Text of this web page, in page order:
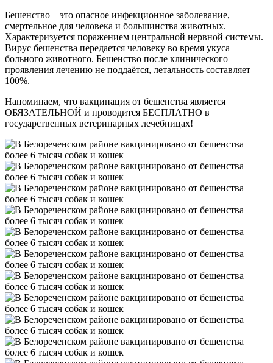
Бешенство – это опасное инфекционное заболевание,
смертельное для человека и большинства животных.
Характеризуется поражением центральной нервной системы.
Вирус бешенства передается человеку во время укуса
больного животного. Бешенство после клинического
проявления лечению не поддаётся, летальность составляет
100%.
Напоминаем, что вакцинация от бешенства является
ОБЯЗАТЕЛЬНОЙ и проводится БЕСПЛАТНО в
государственных ветеринарных лечебницах!